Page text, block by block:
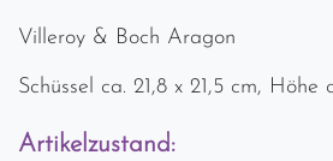
Villeroy & Boch Aragon
Schüssel ca. 21,8 x 21,5 cm, Höhe
Artikelzustand: